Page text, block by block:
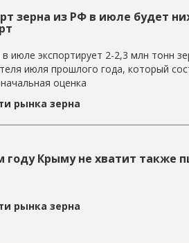
зерна из РФ в июле будет
в июле экспортирует 2-2,3 млн тонн
июля прошлого года, который
оценка
рынка зерна
году Крыму не хватит также
рынка зерна